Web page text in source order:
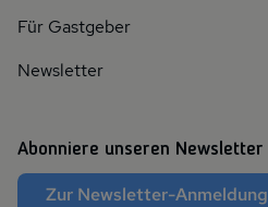
Für Gastgeber
Newsletter
Abonniere unseren Newsletter
Zur Newsletter-Anmeldung